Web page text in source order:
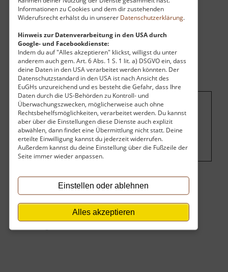
Informationen zu Cookies und dem dir zustehenden
Widerufsrecht erhälst du in unserer Datenschutzerklärung.
Hinweis zur Datenverarbeitung in den USA durch
Google- und Facebookdienste:
Indem du auf "Alles akzeptieren" klickst, willigst du unter
anderem auch gem. Art. 6 Abs. 1 S. 1 lit. a) DSGVO ein, dass
deine Daten in den USA verarbeitet werden könnten. Der
Datenschutzstandard in den USA ist nach Ansicht des
EuGHs unzureichend und es besteht die Gefahr, dass Ihre
Daten durch die US-Behörden zu Kontroll- und
Überwachungszwecken, möglicherweise auch ohne
Rechtsbehelfsmöglichkeiten, verarbeitet werden. Du kannst
aber über die Einstellungen diese Dienste auch explizit
abwählen, dann findet eine Übermittlung nicht statt. Deine
erteilte Einwilligung kannst du jederzeit widerrufen.
Außerdem kannst du deine Einstellung über die Fußzeile der
Seite immer wieder anpassen.
Einstellen oder ablehnen
Alles akzeptieren
Um dieses Projekt zu finanzieren, wird
hier Werbung eingeblendet.Cookie-
Einstellungen ändern.
Eintritt
Der Eintritt ist kostenlos.